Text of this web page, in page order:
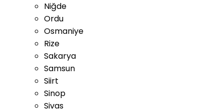
Niğde
Ordu
Osmaniye
Rize
Sakarya
Samsun
Siirt
Sinop
Sivas